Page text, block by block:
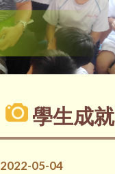
學生成就
2022-05-04